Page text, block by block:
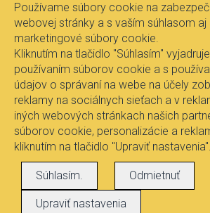
Všetky práva vyhradené © 2017
Pavel Janíček - Fire-
Používame súbory cookie na
webovej stránky a s vaším súhlasom aj
marketingové súbory cookie.
Kliknutím na tlačidlo "Súhlasím"
používaním súborov cookie a s
údajov o správaní na webe na účely
reklamy na sociálnych sieťach a v
iných webových stránkach našich
súborov cookie, personalizácie a
kliknutím na tlačidlo "Upraviť nastavenia".
Súhlasím. Odmietnuť
Upraviť nastavenia